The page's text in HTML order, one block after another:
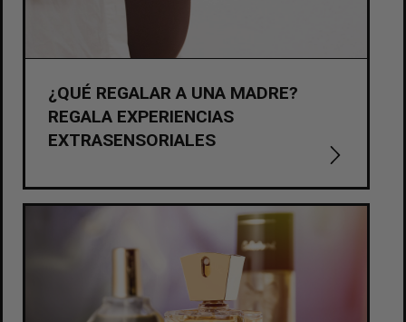
¿QUÉ REGALAR A UNA MADRE?
REGALA EXPERIENCIAS
EXTRASENSORIALES